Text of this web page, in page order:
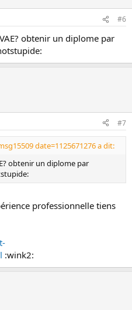
#6
obtenir un diplome par
#7
date=1125671276 a dit:
obtenir un diplome par
professionnelle tiens
:wink2: